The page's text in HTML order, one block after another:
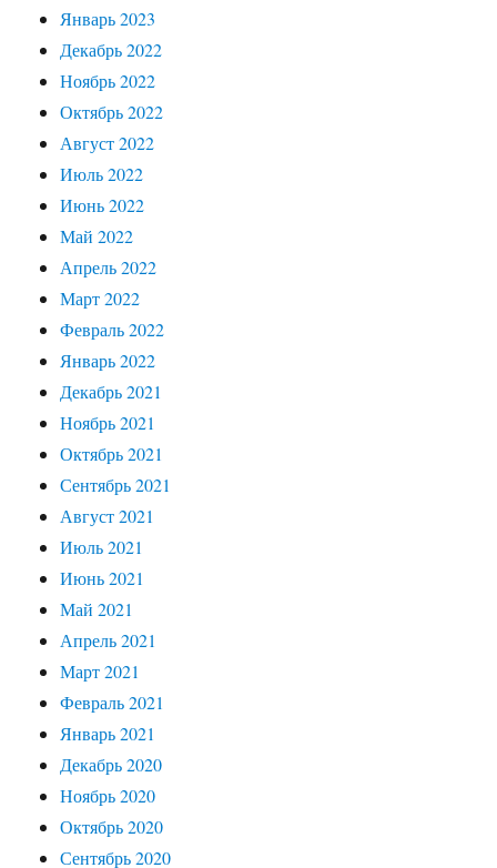
Январь 2023
Декабрь 2022
Ноябрь 2022
Октябрь 2022
Август 2022
Июль 2022
Июнь 2022
Май 2022
Апрель 2022
Март 2022
Февраль 2022
Январь 2022
Декабрь 2021
Ноябрь 2021
Октябрь 2021
Сентябрь 2021
Август 2021
Июль 2021
Июнь 2021
Май 2021
Апрель 2021
Март 2021
Февраль 2021
Январь 2021
Декабрь 2020
Ноябрь 2020
Октябрь 2020
Сентябрь 2020